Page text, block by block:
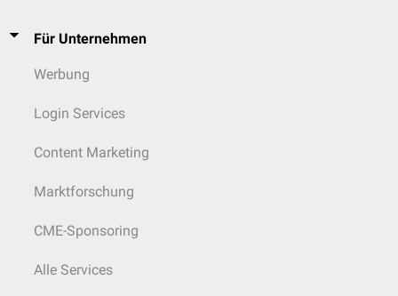
Für Unternehmen
Werbung
Login Services
Content Marketing
Marktforschung
CME-Sponsoring
Alle Services